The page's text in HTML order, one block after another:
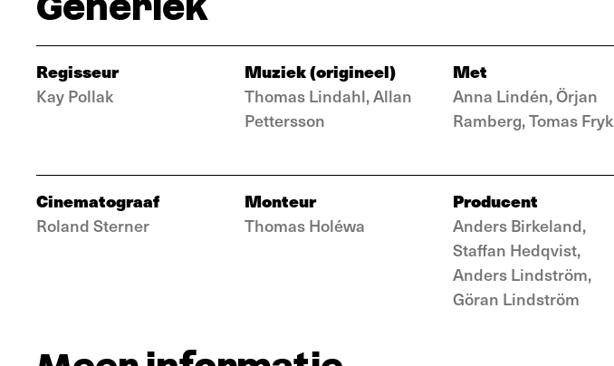
Regisseur
Kay Pollak
Muziek (origineel)
Thomas Lindahl, Allan
Pettersson
Met
Anna Lindén, Örjan
Ramberg, Tomas Fryk
Cinematograaf
Roland Sterner
Monteur
Thomas Holéwa
Producent
Anders Birkeland,
Staffan Hedqvist,
Anders Lindström,
Göran Lindström